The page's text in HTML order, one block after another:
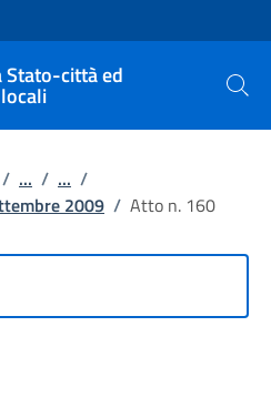
Stato-città ed
Cerca
/ ... / ... /
2009 / Atto n. 160